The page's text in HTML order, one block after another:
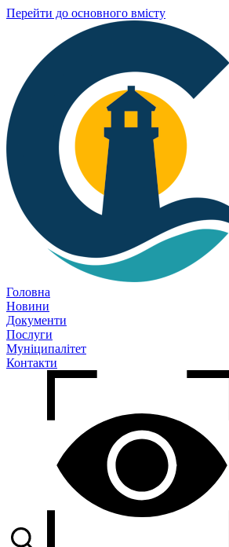
Перейти до основного вмісту
Головна
Новини
Документи
Послуги
Муніципалітет
Контакти